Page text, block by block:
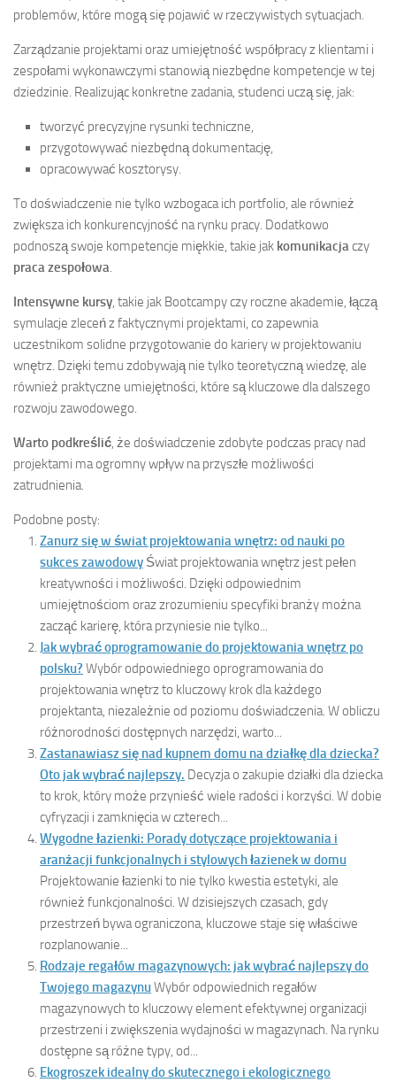
problemów, które mogą się pojawić w rzeczywistych sytuacjach.
Zarządzanie projektami oraz umiejętność współpracy z klientami i
zespołami wykonawczymi stanowią niezbędne kompetencje w tej
dziedzinie. Realizując konkretne zadania, studenci uczą się, jak:
tworzyć precyzyjne rysunki techniczne,
przygotowywać niezbędną dokumentację,
opracowywać kosztorysy.
To doświadczenie nie tylko wzbogaca ich portfolio, ale również
zwiększa ich konkurencyjność na rynku pracy. Dodatkowo
podnoszą swoje kompetencje miękkie, takie jak komunikacjaczy
praca zespołowa.
Intensywne kursy, takie jak Bootcampy czy roczne akademie, łączą
symulacje zleceń z faktycznymi projektami, co zapewnia
uczestnikom solidne przygotowanie do kariery w projektowaniu
wnętrz. Dzięki temu zdobywają nie tylko teoretyczną wiedzę, ale
również praktyczne umiejętności, które są kluczowe dla dalszego
rozwoju zawodowego.
Warto podkreślić, że doświadczenie zdobyte podczas pracy nad
projektami ma ogromny wpływ na przyszłe możliwości
zatrudnienia.
Podobne posty:
Zanurz się w świat projektowania wnętrz: od nauki po
sukces zawodowy Świat projektowania wnętrz jest pełen
kreatywności i możliwości. Dzięki odpowiednim
umiejętnościom oraz zrozumieniu specyfiki branży można
zacząć karierę, która przyniesie nie tylko...
Jak wybrać oprogramowanie do projektowania wnętrz po
polsku? Wybór odpowiedniego oprogramowania do
projektowania wnętrz to kluczowy krok dla każdego
projektanta, niezależnie od poziomu doświadczenia. W obliczu
różnorodności dostępnych narzędzi, warto...
Zastanawiasz się nad kupnem domu na działkę dla dziecka?
Oto jak wybrać najlepszy. Decyzja o zakupie działki dla dziecka
to krok, który może przynieść wiele radości i korzyści. W dobie
cyfryzacji i zamknięcia w czterech...
Wygodne łazienki: Porady dotyczące projektowania i
aranżacji funkcjonalnych i stylowych łazienek w domu
Projektowanie łazienki to nie tylko kwestia estetyki, ale
również funkcjonalności. W dzisiejszych czasach, gdy
przestrzeń bywa ograniczona, kluczowe staje się właściwe
rozplanowanie...
Rodzaje regałów magazynowych: jak wybrać najlepszy do
Twojego magazynuWybór odpowiednich regałów
magazynowych to kluczowy element efektywnej organizacji
przestrzeni i zwiększenia wydajności w magazynach. Na rynku
dostępne są różne typy, od...
Ekogroszek idealny do skutecznego i ekologicznego